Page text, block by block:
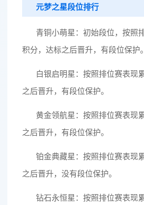
元梦之星段位排行
青铜小萌星：初始段位，按照
积分，达标之后晋升，有段位保护。
白银启明星：按照排位赛表现
之后晋升，有段位保护。
黄金领航星：按照排位赛表现
之后晋升，有段位保护。
铂金典藏星：按照排位赛表现
之后晋升，没有段位保护。
钻石永恒星：按照排位赛表现